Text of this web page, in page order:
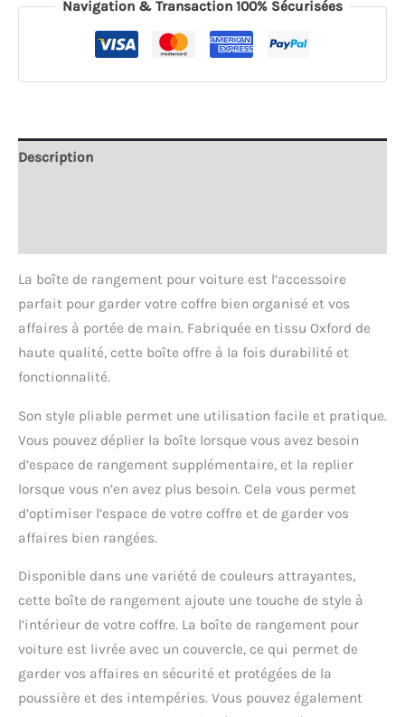
Boîte
pour
voiture
Navigation & Transaction 100% Sécurisées
Description
La boîte de rangement pour voiture est l’accessoire
parfait pour garder votre coffre bien organisé et vos
affaires à portée de main. Fabriquée en tissu Oxford de
haute qualité, cette boîte offre à la fois durabilité et
fonctionnalité.
Son style pliable permet une utilisation facile et pratique.
Vous pouvez déplier la boîte lorsque vous avez besoin
d’espace de rangement supplémentaire, et la replier
lorsque vous n’en avez plus besoin. Cela vous permet
d’optimiser l’espace de votre coffre et de garder vos
affaires bien rangées.
Disponible dans une variété de couleurs attrayantes,
cette boîte de rangement ajoute une touche de style à
l’intérieur de votre coffre. La boîte de rangement pour
voiture est livrée avec un couvercle, ce qui permet de
garder vos affaires en sécurité et protégées de la
poussière et des intempéries. Vous pouvez également